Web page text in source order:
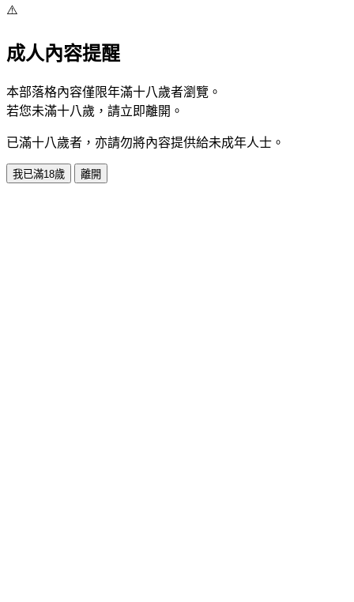
⚠️
成人內容提醒
本部落格內容僅限年滿十八歲者瀏覽。
若您未滿十八歲，請立即離開。
已滿十八歲者，亦請勿將內容提供給未成年人士。
我已滿18歲 離開